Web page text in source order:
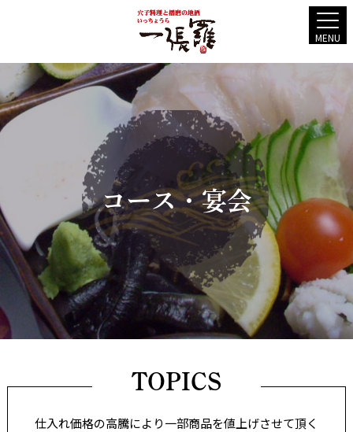
MENU
コース・宴会
TOPICS
仕入れ価格の高騰により一部商品を値上げさせて頂く